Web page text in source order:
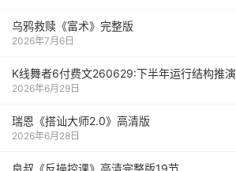
乌鸦救赎《富术》完整版
2026年7月6日
K线舞者6付费文260629:下半年运行结构推演
2026年6月29日
瑞恩《搭讪大师2.0》高清版
2026年6月28日
良叔《反操控课》高清完整版19节